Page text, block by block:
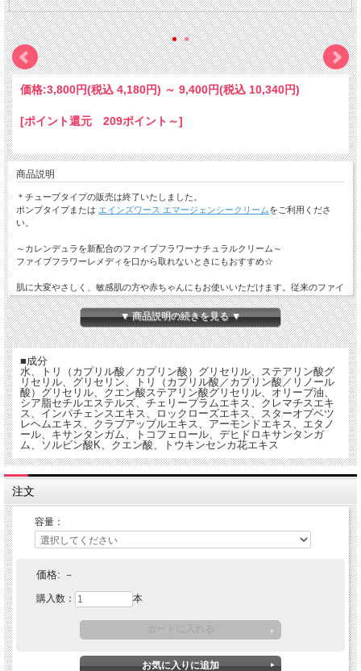
価格:3,800円(税込 4,180円) ～ 9,400円(税込 10,340円)
[ポイント還元 209ポイント～]
商品説明
＊チューブタイプの販売は終了いたしました。
ポンプタイプまたは エインズワース エマージェンシークリームをご利用くださ
い。
～カレンデュラを新配合のファイブフラワーナチュラルクリーム～
ファイブフラワーレメディを口から取れないときにもおすすめ☆
肌に大変やさしく、敏感肌の方や赤ちゃんにもお使いいただけます。従来のファイ
ブフラワークリームに、肌をいたわる効果に優れたカレンデュラを新たに配合しま
した。
肌にすばやく浸透し、潤いを長く保つクリームに、感情面での苦痛を和らげるため
に６つのフラワーエッセンスを配合した、他にはない独自のフォーミュラです。
◎通常の基礎化粧品のフェイスクリーム、ハンドクリーム、ボディクリームとして
◎虫さされ、傷、火傷、日焼け、湿疹、打ち身、捻挫、肩こり、頭痛、局部的な炎
症などに
◎緊急時(気が動転した時や困難に立ち向かう時)、心身面および精神面あらゆる場
面に
その他、あらゆる時にお使いいただけます。（外用のみ）
緊急事態に役立つファイブフラワーレメディにクラブアップルを加えたクリームタ
イプ。
フラワーエッセンスを口に入れることに抵抗がある方など、フラワーエッセンスの
入門アイテムとしてもおすすめ。フェイシャルクリームとしてもお使いいただけま
内容量 30ｇ（チューブタイプ）、150ｇ（ポンプタイプ 右画像）
▼ 商品説明の続きを見る ▼
■成分
水、トリ（カプリル酸／カプリン酸）グリセリル、ステアリン酸グ
リセリル、グリセリン、トリ（カプリル酸／カプリン酸／リノール
酸）グリセリル、クエン酸ステアリン酸グリセリル、オリーブ油、
シア脂セチルエステルズ、チェリープラムエキス、クレマチスエキ
ス、インパチェンスエキス、ロックローズエキス、スターオブベツ
レヘムエキス、クラブアップルエキス、アーモンドエキス、エタノ
ール、キサンタンガム、トコフェロール、デヒドロキサンタンガ
ム、ソルビン酸K、クエン酸、トウキンセンカ花エキス
注文
容量：
価格: －
購入数： 本